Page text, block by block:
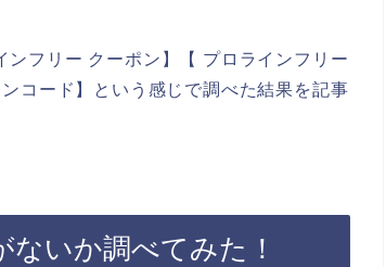
フリー クーポン】【 プロラインフリー
コード】という感じで調べた結果を記事
いか調べてみた！